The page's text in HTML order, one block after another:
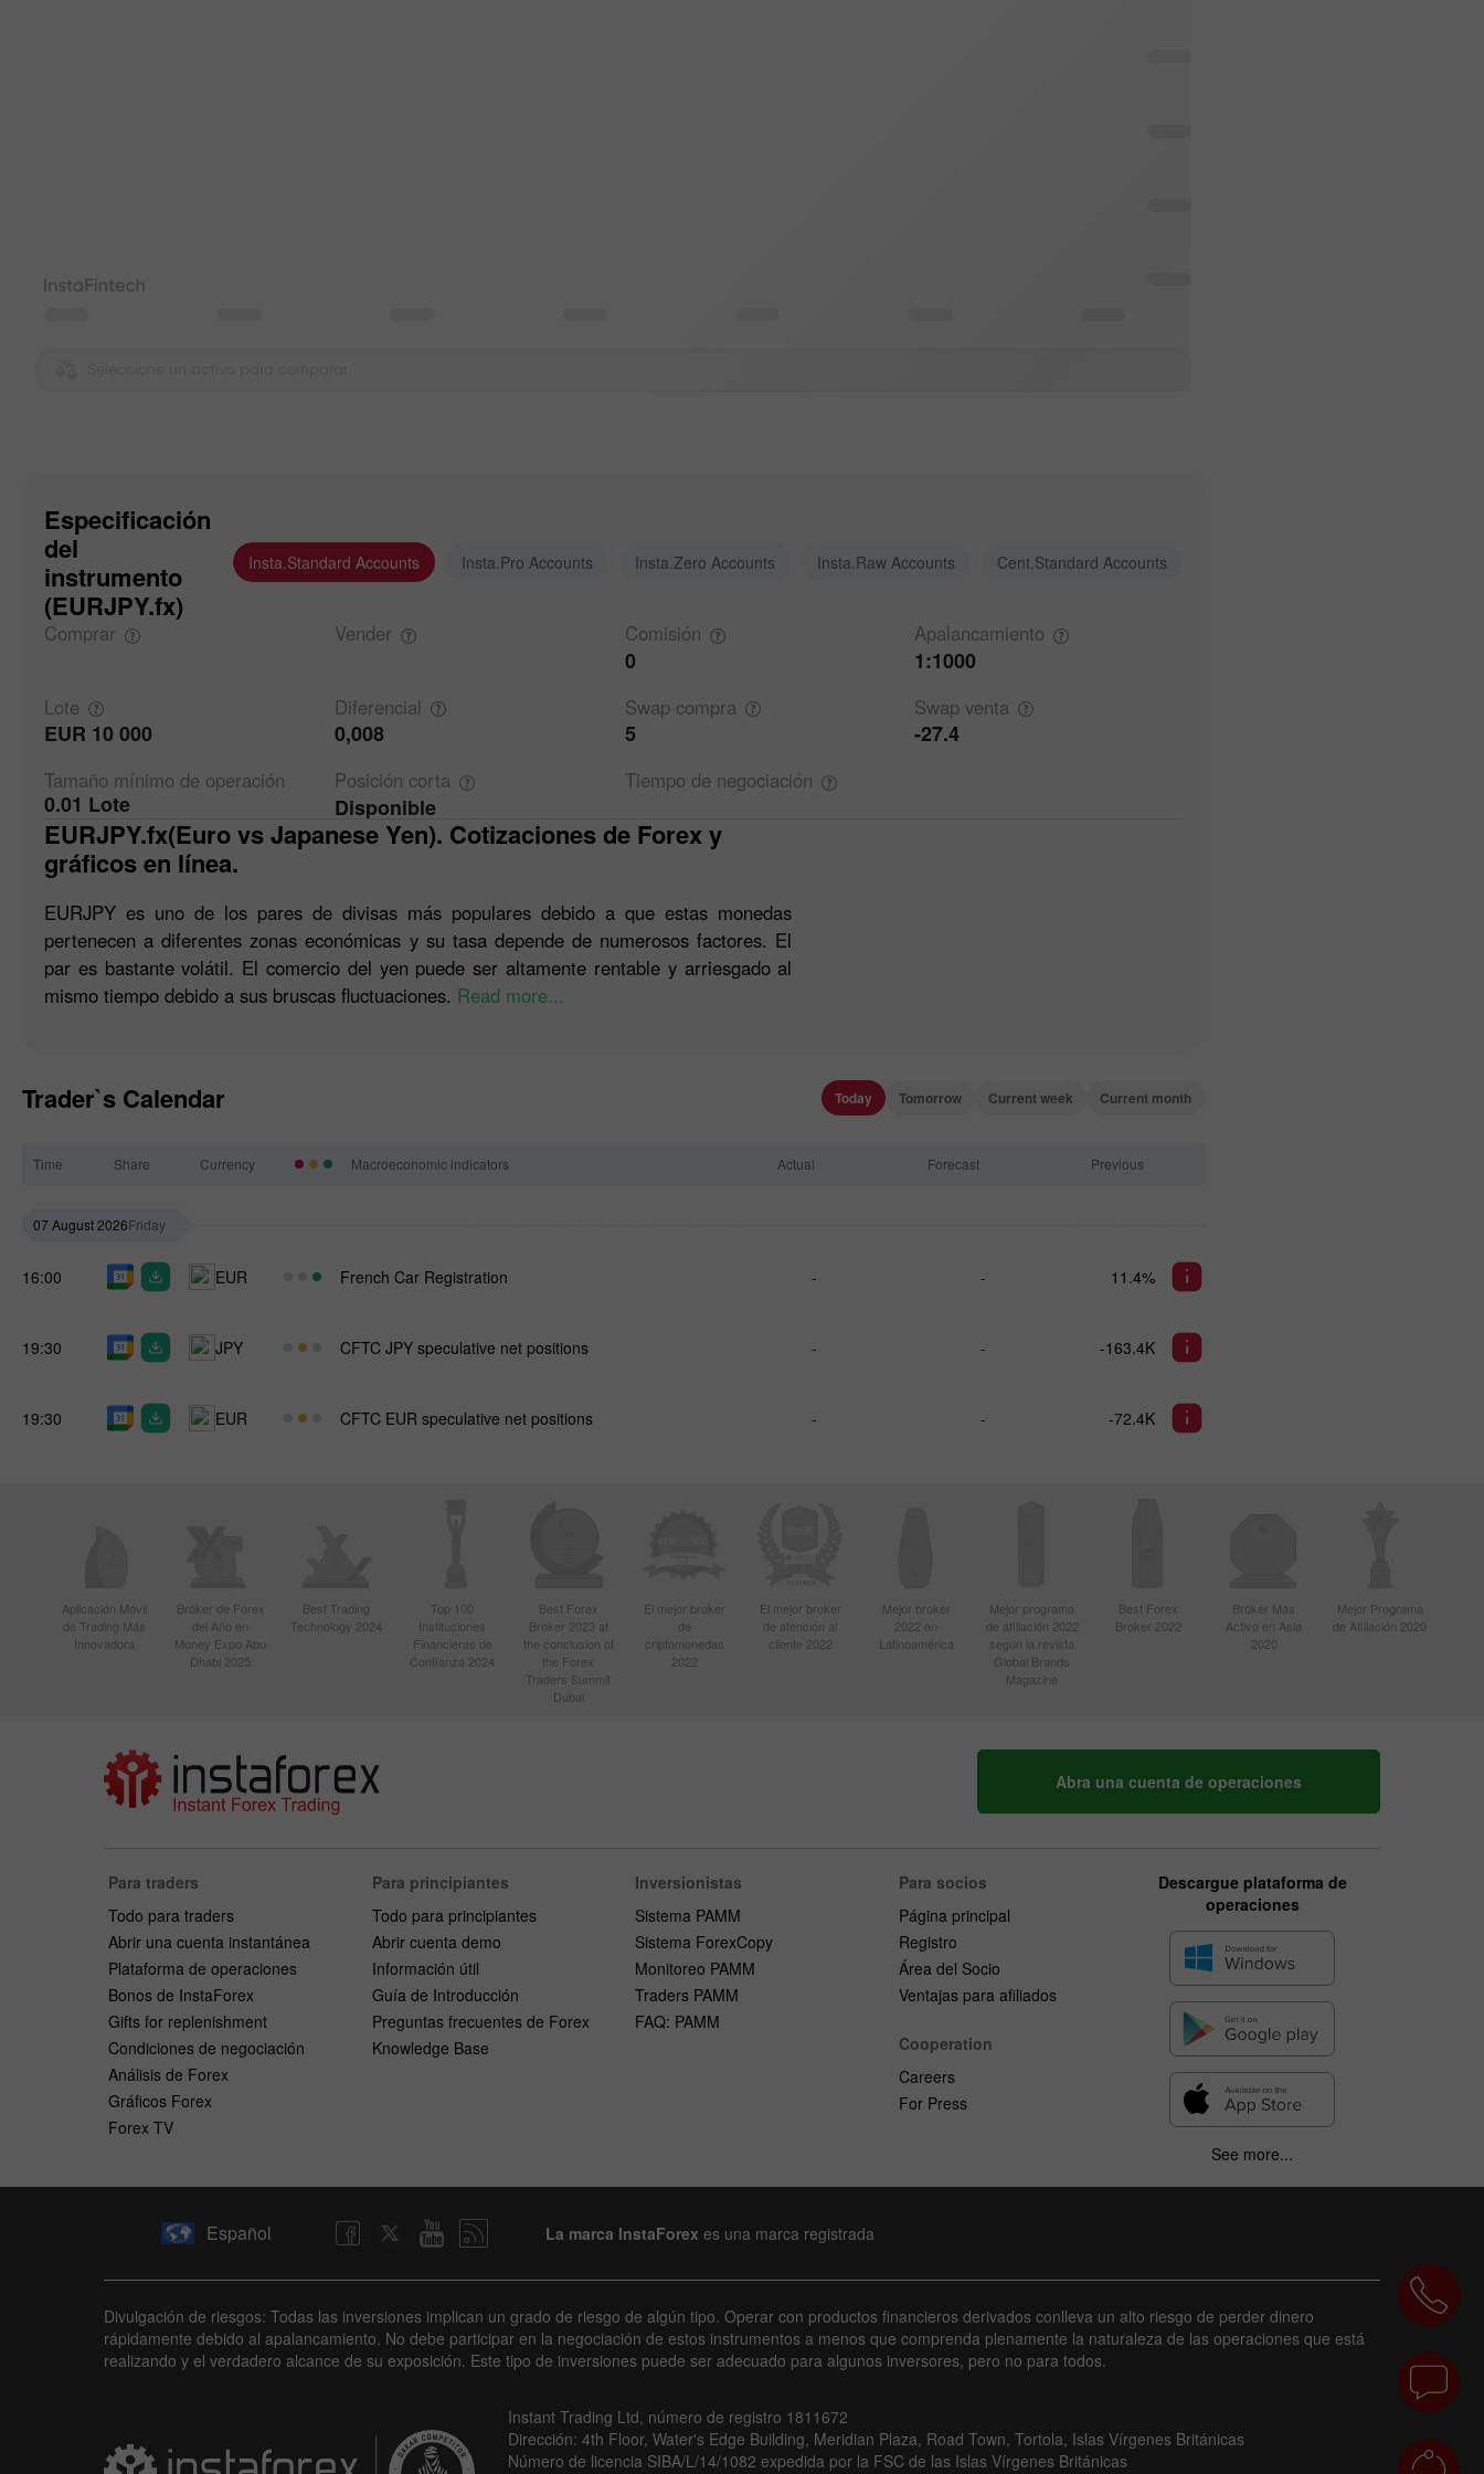
Especificación
del
instrumento
(EURJPY.fx)
Insta.Standard Accounts Insta.Pro Accounts Insta.Zero Accounts Insta.Raw Accounts Cent.Standard Accounts
Comprar Vender Comisión
0
Apalancamiento
1:1000
Lote
EUR 10 000
Diferencial
0,008
Swap compra
5
Swapventa
-27.4
Tamaño mínimo de operación
0.01 Lote
Posición corta
Disponible
Tiempo de negociación
EURJPY.fx(Euro vs Japanese Yen). Cotizaciones de Forex y
gráficos en línea.
EURJPY es uno de los pares de divisas más populares debido a que estas monedas
pertenecen a diferentes zonas económicas y su tasa depende de numerosos factores. El
par es bastante volátil. El comercio del yen puede ser altamente rentable y arriesgado al
mismo tiempo debido a sus bruscas fluctuaciones. Read more...
Trader`s Calendar Today Tomorrow Current week Current month
Time Share Currency Macroeconomic indicators Actual Forecast Previous
07 August 2026Friday
16:00 EUR French Car Registration - - 11.4%
19:30 JPY CFTC JPY speculative net positions - - -163.4K
19:30 EUR CFTC EUR speculative net positions - - -72.4K
Aplicación Móvil
de Trading Más
Innovadora
Bróker de Forex
del Año en
Money Expo Abu
Dhabi 2025
Best Trading
Technology 2024
Top 100
Instituciones
Financieras de
Confianza 2024
Best Forex
Broker 2023 at
the conclusion of
the Forex
Traders Summit
Dubai
El mejor broker
de
criptomonedas
2022
El mejor broker
de atención al
cliente 2022
Mejor broker
2022 en
Latinoamérica
Mejor programa
de afiliación 2022
según la revista
Global Brands
Magazine
Best Forex
Broker 2022
Bróker Más
Activo en Asia
2020
Mejor Programa
de Afiliación 2020
Abra una cuenta de operaciones
Para traders
Todo para traders
Abrir una cuenta instantánea
Plataforma de operaciones
Bonos de InstaForex
Gifts for replenishment
Condiciones de negociación
Análisis de Forex
Gráficos Forex
Forex TV
Para principiantes
Todo para principiantes
Abrir cuenta demo
Información útil
Guía de Introducción
Preguntas frecuentes de Forex
Knowledge Base
Inversionistas
Sistema PAMM
Sistema ForexCopy
Monitoreo PAMM
Traders PAMM
FAQ: PAMM
Para socios
Página principal
Registro
Área del Socio
Ventajas para afiliados
Cooperation
Careers
For Press
Descargue plataforma de
operaciones
See more...
Español La marca InstaForex es una marca registrada
Divulgación de riesgos: Todas las inversiones implican un grado de riesgo de algún tipo. Operar con productos financieros derivados conlleva un alto riesgo de perder dinero
rápidamente debido al apalancamiento. No debe participar en la negociación de estos instrumentos a menos que comprenda plenamente la naturaleza de las operaciones que está
realizando y el verdadero alcance de su exposición. Este tipo de inversiones puede ser adecuado para algunos inversores, pero no para todos.
Instant Trading Ltd, número de registro 1811672
Dirección: 4th Floor, Water's Edge Building, Meridian Plaza, Road Town, Tortola, Islas Vírgenes Británicas
Número de licencia SIBA/L/14/1082 expedida por la FSC de las Islas Vírgenes Británicas